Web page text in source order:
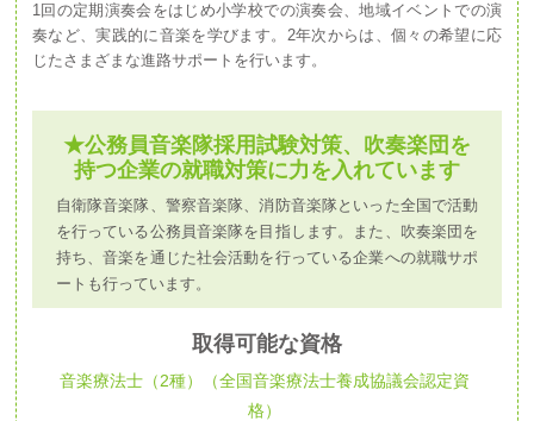
1回の定期演奏会をはじめ小学校での演奏会、地域イベントでの演
奏など、実践的に音楽を学びます。2年次からは、個々の希望に応
じたさまざまな進路サポートを行います。
★公務員音楽隊採用試験対策、吹奏楽団を
持つ企業の就職対策に力を入れています
自衛隊音楽隊、警察音楽隊、消防音楽隊といった全国で活動
を行っている公務員音楽隊を目指します。また、吹奏楽団を
持ち、音楽を通じた社会活動を行っている企業への就職サポ
ートも行っています。
取得可能な資格
音楽療法士（2種）（全国音楽療法士養成協議会認定資
格）